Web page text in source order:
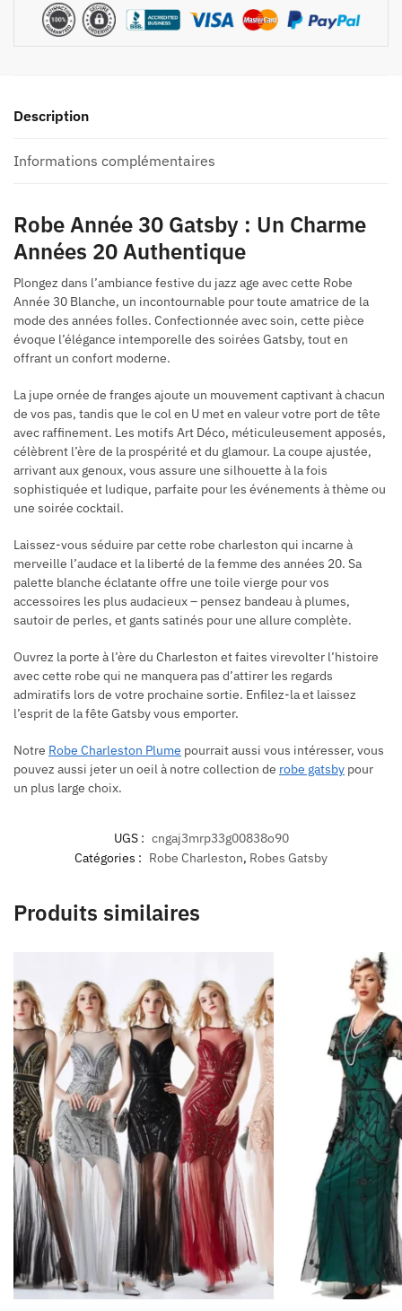
Description
Informations complémentaires
Robe Année 30 Gatsby : Un Charme
Années 20 Authentique
Plongez dans l’ambiance festive du jazz age avec cette Robe
Année 30 Blanche, un incontournable pour toute amatrice de la
mode des années folles. Confectionnée avec soin, cette pièce
évoque l’élégance intemporelle des soirées Gatsby, tout en
offrant un confort moderne.
La jupe ornée de franges ajoute un mouvement captivant à chacun
de vos pas, tandis que le col en U met en valeur votre port de tête
avec raffinement. Les motifs Art Déco, méticuleusement apposés,
célèbrent l’ère de la prospérité et du glamour. La coupe ajustée,
arrivant aux genoux, vous assure une silhouette à la fois
sophistiquée et ludique, parfaite pour les événements à thème ou
une soirée cocktail.
Laissez-vous séduire par cette robe charleston qui incarne à
merveille l’audace et la liberté de la femme des années 20. Sa
palette blanche éclatante offre une toile vierge pour vos
accessoires les plus audacieux – pensez bandeau à plumes,
sautoir de perles, et gants satinés pour une allure complète.
Ouvrez la porte à l’ère du Charleston et faites virevolter l’histoire
avec cette robe qui ne manquera pas d’attirer les regards
admiratifs lors de votre prochaine sortie. Enfilez-la et laissez
l’esprit de la fête Gatsby vous emporter.
Notre Robe Charleston Plume pourrait aussi vous intéresser, vous
pouvez aussi jeter un oeil à notre collection de robe gatsby pour
un plus large choix.
UGS : cngaj3mrp33g00838o90
Catégories : Robe Charleston, Robes Gatsby
Produits similaires